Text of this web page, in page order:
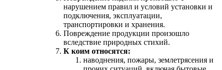
нарушением правил и условий установки и
подключения, эксплуатации,
транспортировки и хранения.
Повреждение продукции произошло
вследствие природных стихий.
К коим относятся:
наводнения, пожары, землетрясения и